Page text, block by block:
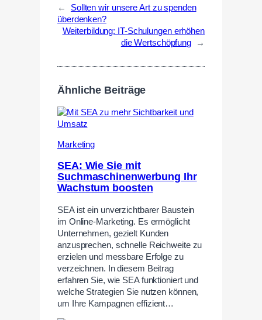
←
Sollten wir unsere Art zu spenden
überdenken?
Weiterbildung: IT-Schulungen erhöhen
die Wertschöpfung
→
Ähnliche Beiträge
Marketing
SEA: Wie Sie mit
Suchmaschinenwerbung Ihr
Wachstum boosten
SEA ist ein unverzichtbarer Baustein
im Online-Marketing. Es ermöglicht
Unternehmen, gezielt Kunden
anzusprechen, schnelle Reichweite zu
erzielen und messbare Erfolge zu
verzeichnen. In diesem Beitrag
erfahren Sie, wie SEA funktioniert und
welche Strategien Sie nutzen können,
um Ihre Kampagnen effizient…